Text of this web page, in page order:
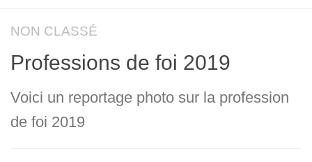
NON CLASSÉ
Professions de foi 2019
Voici un reportage photo sur la profession
de foi 2019